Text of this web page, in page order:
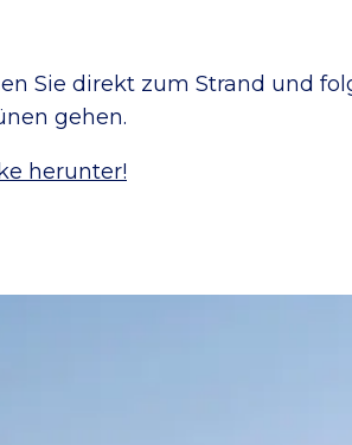
Sie direkt zum Strand und
gehen.
herunter!